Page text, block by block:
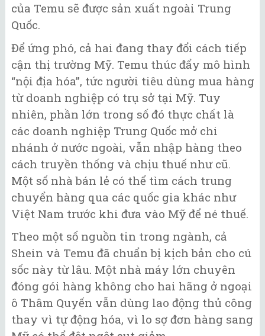
của Temu sẽ được sản xuất ngoài Trung
Quốc.
Để ứng phó, cả hai đang thay đổi cách tiếp
cận thị trường Mỹ. Temu thúc đẩy mô hình
“nội địa hóa”, tức người tiêu dùng mua hàng
từ doanh nghiệp có trụ sở tại Mỹ. Tuy
nhiên, phần lớn trong số đó thực chất là
các doanh nghiệp Trung Quốc mở chi
nhánh ở nước ngoài, vẫn nhập hàng theo
cách truyền thống và chịu thuế như cũ.
Một số nhà bán lẻ có thể tìm cách trung
chuyển hàng qua các quốc gia khác như
Việt Nam trước khi đưa vào Mỹ để né thuế.
Theo một số nguồn tin trong ngành, cả
Shein và Temu đã chuẩn bị kịch bản cho cú
sốc này từ lâu. Một nhà máy lớn chuyên
đóng gói hàng không cho hai hãng ở ngoại
ô Thâm Quyến vẫn dùng lao động thủ công
thay vì tự động hóa, vì lo sợ đơn hàng sang